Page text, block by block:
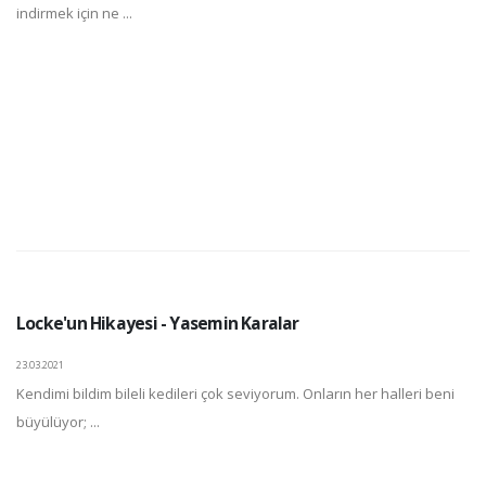
indirmek için ne ...
Locke'un Hikayesi - Yasemin Karalar
23.03.2021
Kendimi bildim bileli kedileri çok seviyorum. Onların her halleri beni
büyülüyor; ...